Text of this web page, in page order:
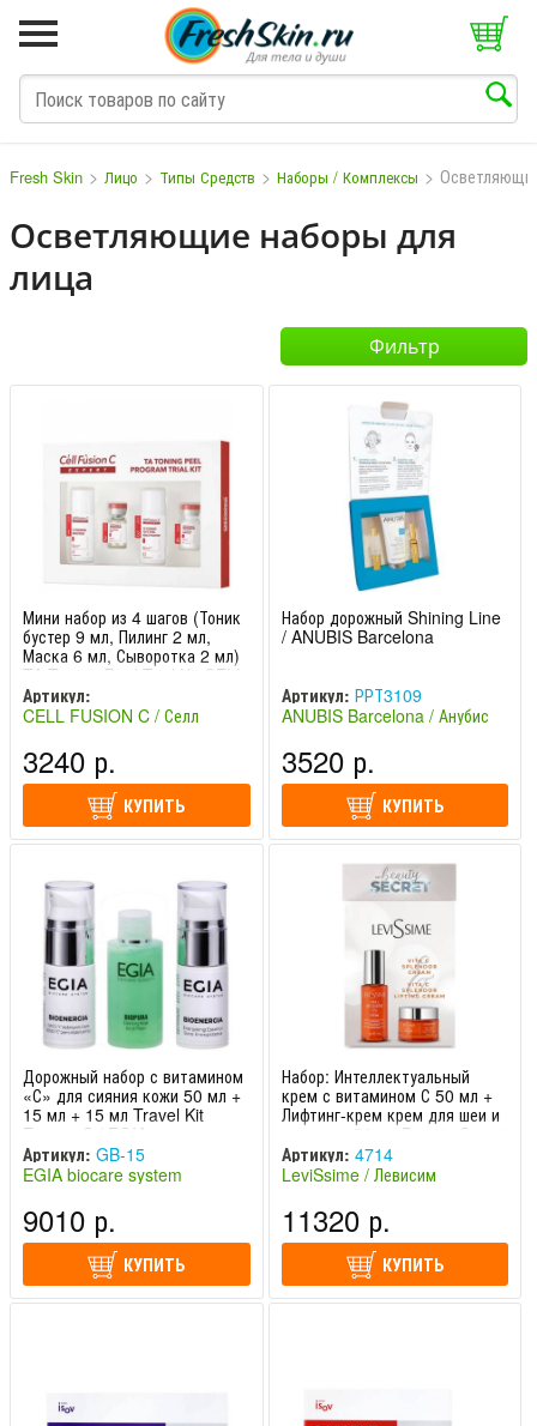
Fresh Skin > Лицо > Типы Средств > Наборы / Комплексы >
Осветляющие наборы для
лица
Фильтр
Мини набор из 4 шагов (Тоник
бустер 9 мл, Пилинг 2 мл,
Маска 6 мл, Сыворотка 2 мл)
TA Toning Peel Trial Kit CELL
FUSION C / Селл Фьюжн Си
Артикул:
CELL FUSION C / Селл
3240 р.
КУПИТЬ
Набор дорожный Shining Line
/ ANUBIS Barcelona
Артикул: РРТ3109
ANUBIS Barcelona / Анубис
3520 р.
КУПИТЬ
Дорожный набор с витамином
«С» для сияния кожи 50 мл +
15 мл + 15 мл Travel Kit
Energy C / EGIA
Артикул: GB-15
EGIA biocare system
9010 р.
КУПИТЬ
Набор: Интеллектуальный
крем с витамином С 50 мл +
Лифтинг-крем крем для шеи и
декольте 50 мл Beauty Secret
Pack Vita C Splendor
LeviSsime / Левиссим
Артикул: 4714
LeviSsime / Левисим
11320 р.
КУПИТЬ
M N